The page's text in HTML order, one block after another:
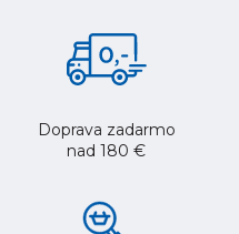
Doprava zadarmo
nad 180 €